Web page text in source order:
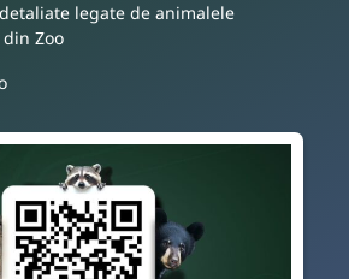
legate de animalele
Zoo